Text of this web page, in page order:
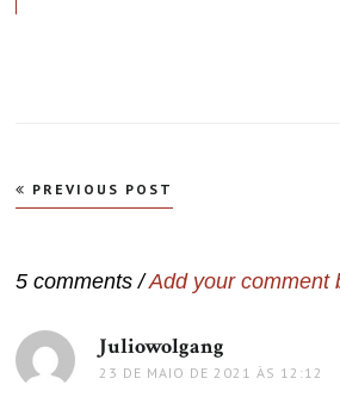
Navegação
de
PREVIOUS POST
5 comments /Add your comment
Juliowolgang
23 DE MAIO DE 2021 ÀS 12:12